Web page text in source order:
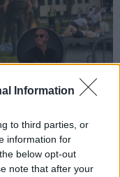
Information
to third parties, or
information for
below opt-out
note that after your
Pitbull
– organizatorių